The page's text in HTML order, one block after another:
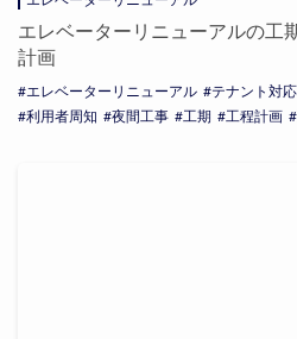
エレベーターリニューアルの工
計画
エレベーターリニューアル テナント対応
利用者周知
夜間工事 工期 工程計画